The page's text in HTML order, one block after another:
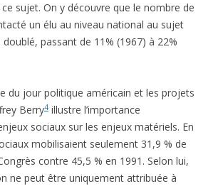
sujet. On y découvre que le nombre de
un élu au niveau national au sujet
doublé, passant de 11% (1967) à 22%
du jour politique américain et les projets
Berry4 illustre l’importance
sociaux sur les enjeux matériels. En
mobilisaient seulement 31,9 % de
contre 45,5 % en 1991. Selon lui,
ne peut être uniquement attribuée à